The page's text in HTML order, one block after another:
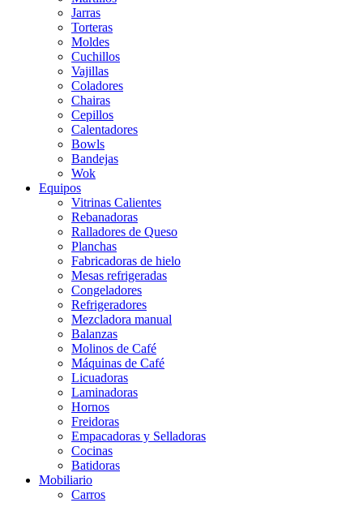
Jarras
Torteras
Moldes
Cuchillos
Vajillas
Coladores
Chairas
Cepillos
Calentadores
Bowls
Bandejas
Wok
Equipos
Vitrinas Calientes
Rebanadoras
Ralladores de Queso
Planchas
Fabricadoras de hielo
Mesas refrigeradas
Congeladores
Refrigeradores
Mezcladora manual
Balanzas
Molinos de Café
Máquinas de Café
Licuadoras
Laminadoras
Hornos
Freidoras
Empacadoras y Selladoras
Cocinas
Batidoras
Mobiliario
Carros